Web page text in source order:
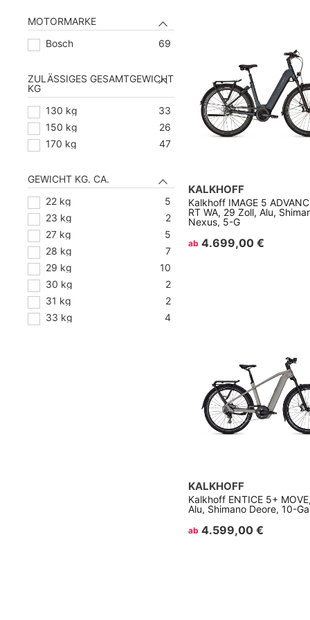
Zentrallager 711
MOTORMARKE
Bosch
69
ZULÄSSIGES GESAMTGEWICHT
KG
130 kg
33
150 kg
26
170 kg
47
GEWICHT KG. CA.
22 kg
5
23 kg
2
27 kg
5
28 kg
7
29 kg
10
30 kg
2
31 kg
2
33 kg
4
KALKHOFF
Kalkhoff IMAGE 5
RT WA, 29 Zoll, Alu,
Nexus, 5-G
ab 4.699,00 €
KALKHOFF
Kalkhoff ENTICE 5+
Alu, Shimano Deore, 10-
ab 4.599,00 €